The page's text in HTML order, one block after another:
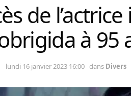
de
à 95
lundi 16 janvier 2023 16:00 dans Divers